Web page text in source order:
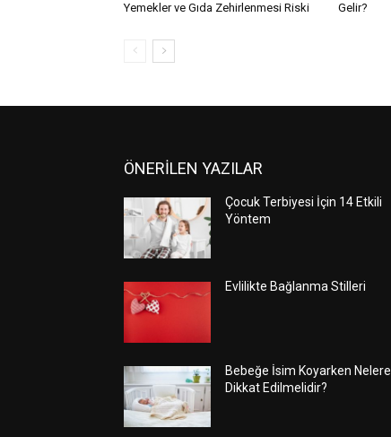
Yemekler ve Gıda Zehirlenmesi Riski
Gelir?
ÖNERİLEN YAZILAR
Çocuk Terbiyesi İçin 14 Etkili
Yöntem
Evlilikte Bağlanma Stilleri
Bebeğe İsim Koyarken Nelere
Dikkat Edilmelidir?